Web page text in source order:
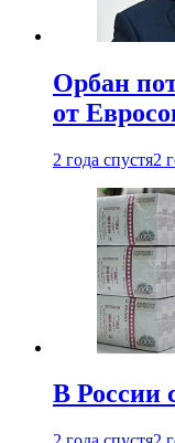
Орбан
от
2 года спустя2
В России